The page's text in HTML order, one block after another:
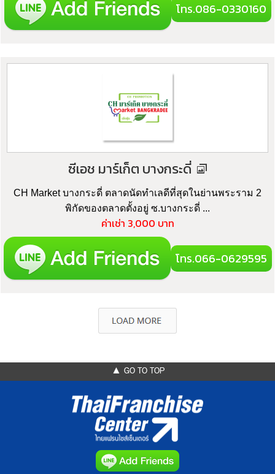
โทร.086-0330160
ซีเอช มาร์เก็ต บางกระดี่
CH Market บางกระดี่ ตลาดนัดทำเลดีที่สุดในย่านพระราม 2
พิกัดของตลาดตั้งอยู่ ซ.บางกระดี่ ...
ค่าเช่า 3,000 บาท
โทร.066-0629595
▲ GO TO TOP